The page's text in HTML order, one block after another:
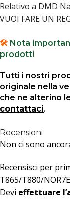
Relativo a DMD
VUOI FARE UN
🛠️ Nota
prodotti
Tutti i nostri
originale nella
che ne alterino
contattaci.
Recensioni
Non ci sono
Recensisci per
T865/T880/
Devi effettuare